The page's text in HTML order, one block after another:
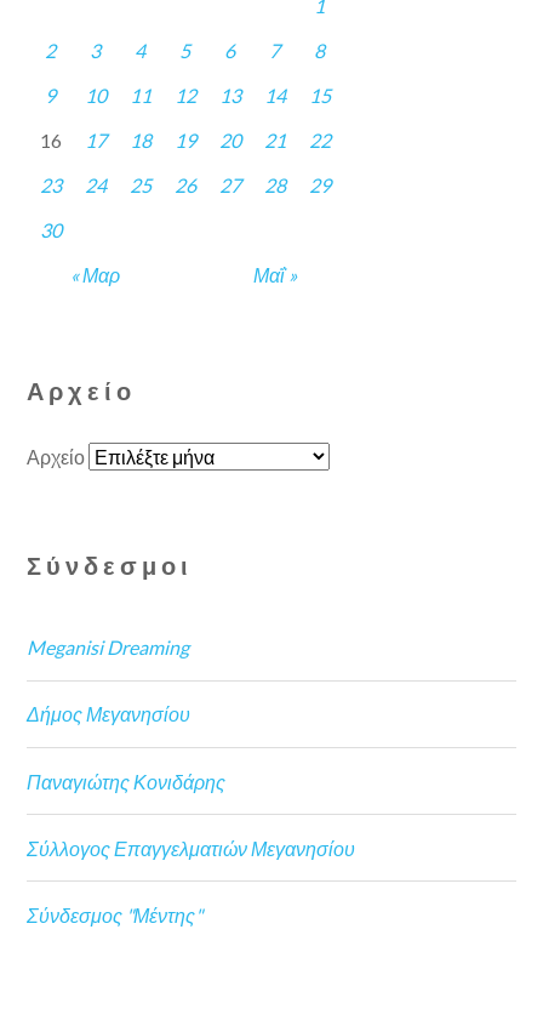
« Μαρ Μαΐ »
1
2
3 4 5 6 7
8
9
10 11 12 13 14
15
16
17 18 19 20 21
22
23
24 25 26 27 28
29
30
Αρχείο
Αρχείο
Σύνδεσμοι
Meganisi Dreaming
Δήμος Μεγανησίου
Παναγιώτης Κονιδάρης
Σύλλογος Επαγγελματιών Μεγανησίου
Σύνδεσμος "Μέντης"